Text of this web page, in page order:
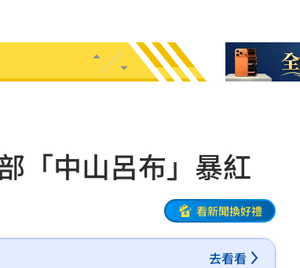
「中山呂布」暴紅
看新聞換好禮
去看看